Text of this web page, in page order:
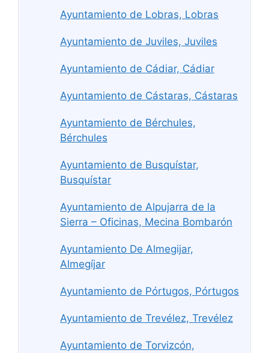
Ayuntamiento de Lobras, Lobras
Ayuntamiento de Juviles, Juviles
Ayuntamiento de Cádiar, Cádiar
Ayuntamiento de Cástaras, Cástaras
Ayuntamiento de Bérchules,
Bérchules
Ayuntamiento de Busquístar,
Busquístar
Ayuntamiento de Alpujarra de la
Sierra – Oficinas, Mecina Bombarón
Ayuntamiento De Almegijar,
Almegíjar
Ayuntamiento de Pórtugos, Pórtugos
Ayuntamiento de Trevélez, Trevélez
Ayuntamiento de Torvizcón,